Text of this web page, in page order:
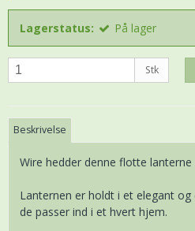
Lagerstatus: På lager
Stk
Beskrivelse
Wire hedder denne flotte lanterne
Lanternen er holdt i et elegant
de passer ind i et hvert hjem.